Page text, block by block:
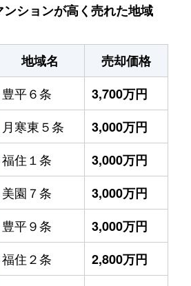
ションが高く売れた地域
地域名
売却価格
豊平６条
3,700万円
月寒東５条
3,000万円
福住１条
3,000万円
美園７条
3,000万円
豊平９条
3,000万円
福住２条
2,800万円